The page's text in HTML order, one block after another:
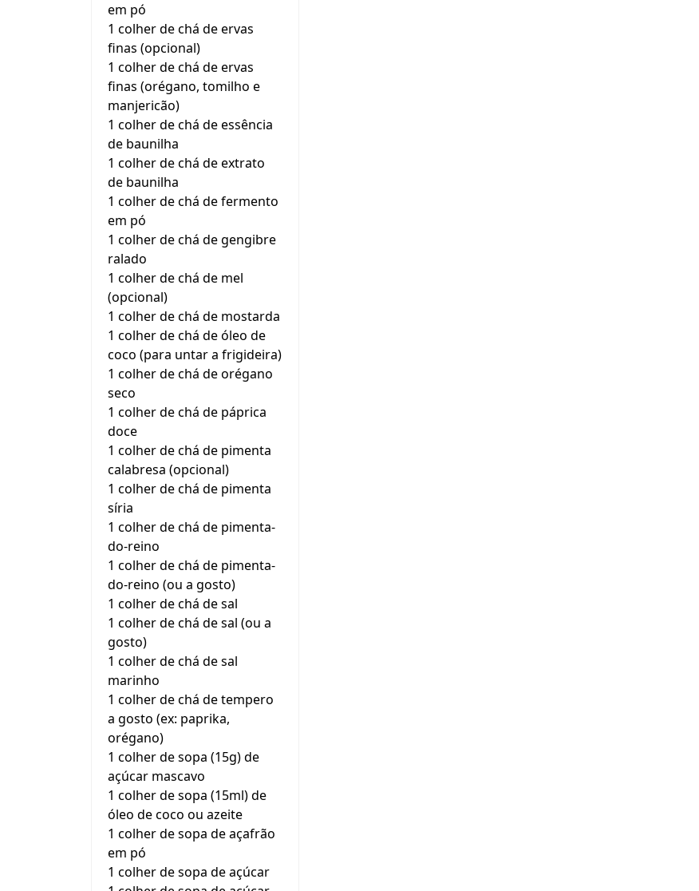
em pó
1 colher de chá de ervas
finas (opcional)
1 colher de chá de ervas
finas (orégano, tomilho e
manjericão)
1 colher de chá de essência
de baunilha
1 colher de chá de extrato
de baunilha
1 colher de chá de fermento
em pó
1 colher de chá de gengibre
ralado
1 colher de chá de mel
(opcional)
1 colher de chá de mostarda
1 colher de chá de óleo de
coco (para untar a frigideira)
1 colher de chá de orégano
seco
1 colher de chá de páprica
doce
1 colher de chá de pimenta
calabresa (opcional)
1 colher de chá de pimenta
síria
1 colher de chá de pimenta-
do-reino
1 colher de chá de pimenta-
do-reino (ou a gosto)
1 colher de chá de sal
1 colher de chá de sal (ou a
gosto)
1 colher de chá de sal
marinho
1 colher de chá de tempero
a gosto (ex: paprika,
orégano)
1 colher de sopa (15g) de
açúcar mascavo
1 colher de sopa (15ml) de
óleo de coco ou azeite
1 colher de sopa de açafrão
em pó
1 colher de sopa de açúcar